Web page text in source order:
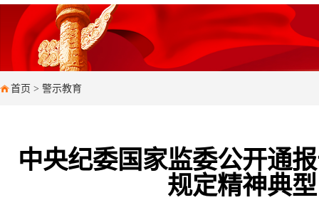
首页 > 警示教育
中央纪委国家监委公开通
规定精神典